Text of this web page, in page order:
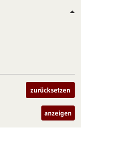
zurücksetzen
anzeigen